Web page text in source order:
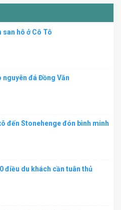
san hô ở Cô Tô
nguyên đá Đồng Văn
đến Stonehenge đón bình minh
điều du khách cần tuân thủ